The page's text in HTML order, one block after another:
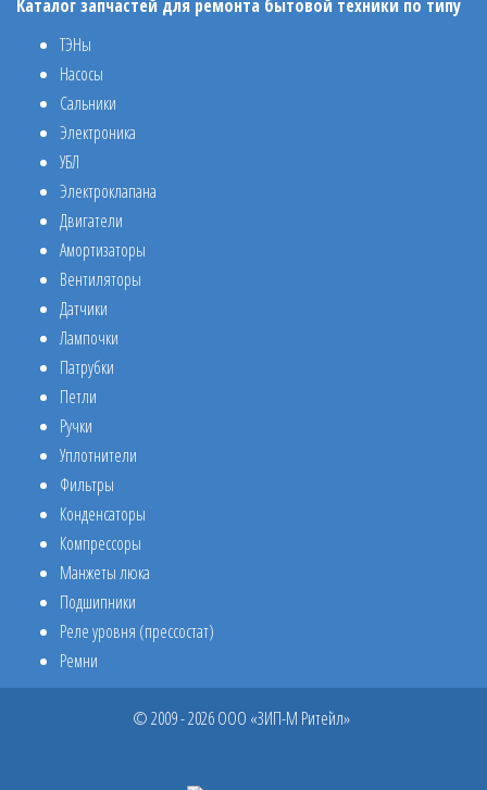
Каталог запчастей для ремонта бытовой техники по типу
ТЭНы
Насосы
Сальники
Электроника
УБЛ
Электроклапана
Двигатели
Амортизаторы
Вентиляторы
Датчики
Лампочки
Патрубки
Петли
Ручки
Уплотнители
Фильтры
Конденсаторы
Компрессоры
Манжеты люка
Подшипники
Реле уровня (прессостат)
Ремни
© 2009 - 2026 ООО «ЗИП-М Ритейл»